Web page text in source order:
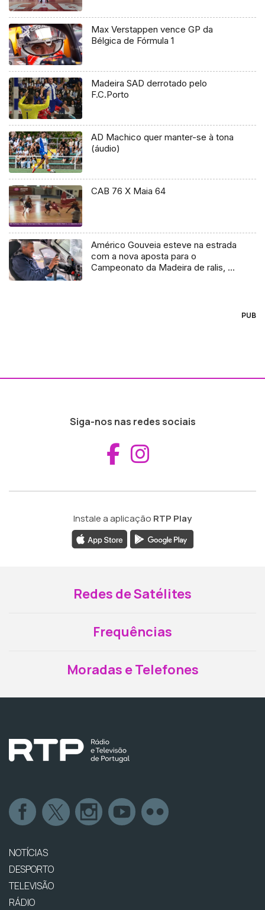
Max Verstappen vence GP da
Bélgica de Fórmula 1
Madeira SAD derrotado pelo
F.C.Porto
AD Machico quer manter-se à tona
(áudio)
CAB 76 X Maia 64
Américo Gouveia esteve na estrada
com a nova aposta para o
Campeonato da Madeira de ralis, o
PUB
Siga-nos nas redes sociais
Aceder ao
Instale a aplicação RTP Play
Redes de Satélites
Frequências
Moradas e Telefones
NOTÍCIAS
DESPORTO
TELEVISÃO
RÁDIO